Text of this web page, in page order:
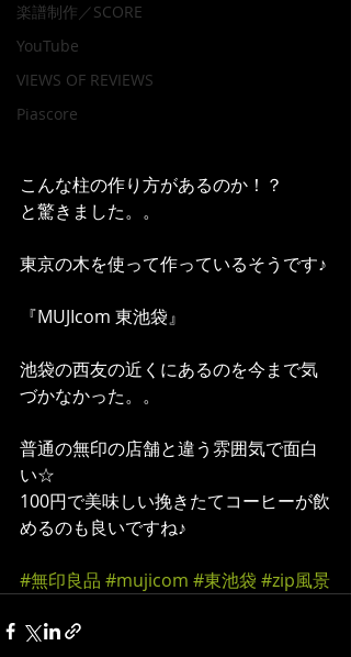
楽譜制作／SCORE
YouTube
VIEWS OF REVIEWS
Piascore
こんな柱の作り方があるのか！？
と驚きました。。
東京の木を使って作っているそうです♪
『MUJIcom 東池袋』
池袋の西友の近くにあるのを今まで気
づかなかった。。
普通の無印の店舗と違う雰囲気で面白
い☆
100円で美味しい挽きたてコーヒーが飲
めるのも良いですね♪
#無印良品 #mujicom #東池袋 #zip風景